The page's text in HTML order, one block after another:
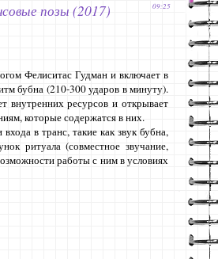
09:25
позы (2017)
Фелиситас Гудман и включает в
бубна (210-300 ударов в минуту).
внутренних ресурсов и открывает
которые содержатся в них.
в транс, такие как звук бубна,
ритуала (совместное звучание,
работы с ним в условиях